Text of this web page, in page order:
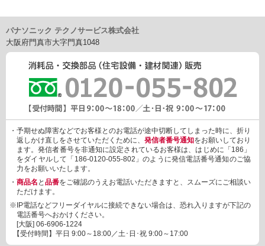
パナソニック テクノサービス株式会社
大阪府門真市大字門真1048
・予期せぬ障害などでお客様とのお電話が途中切断してしまった時に、折り
返しかけ直しをさせていただくために、 発信者番号通知をお願いしており
ます。発信者番号を非通知に設定されているお客様は、はじめに「186」
をダイヤルして「186-0120-055-802」のように発信電話番号通知のご協
力をお願いいたします。
・ 商品名 と 品番をご確認のうえお電話いただきますと、スムーズにご相談い
ただけます。
※IP電話などフリーダイヤルに接続できない場合は、恐れ入りますが下記の
電話番号へおかけください。
[大阪] 06-6906-1224
【受付時間】平日 9:00～18:00／土･日･祝 9:00～17:00